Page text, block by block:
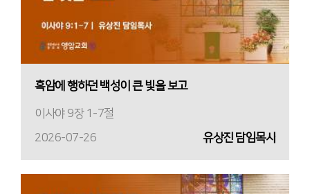
흑암에 행하던 백성이 큰 빛을 보고
이사야 9장 1-7절
2026-07-26
유상진 담임목사